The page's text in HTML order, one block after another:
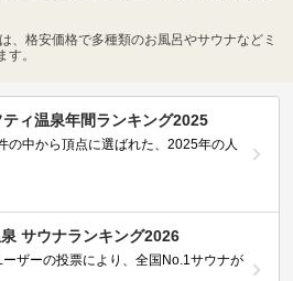
は、格安価格で多種類のお風呂やサウナなどミ
。
ィ温泉年間ランキング2025
の中から頂点に選ばれた、2025年の人
サウナランキング2026
ーザーの投票により、全国No.1サウナが